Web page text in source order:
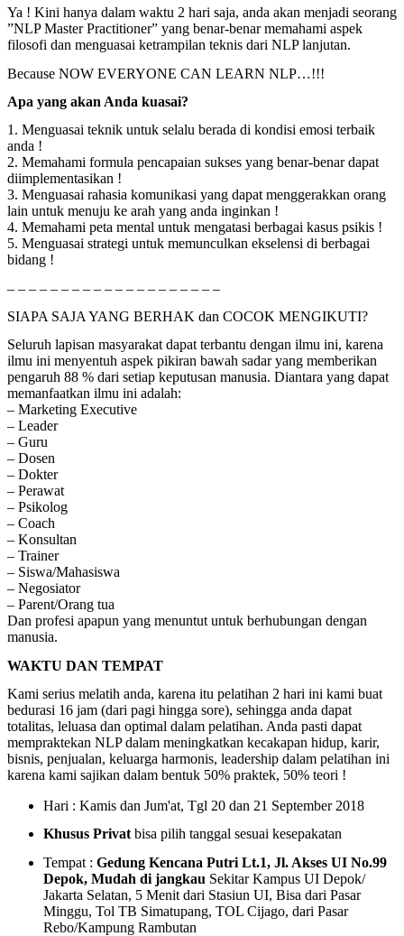
Ya ! Kini hanya dalam waktu 2 hari saja, anda akan menjadi seorang
”NLP Master Practitioner” yang benar-benar memahami aspek
filosofi dan menguasai ketrampilan teknis dari NLP lanjutan.
Because NOW EVERYONE CAN LEARN NLP…!!!
Apa yang akan Anda kuasai?
1. Menguasai teknik untuk selalu berada di kondisi emosi terbaik
anda !
2. Memahami formula pencapaian sukses yang benar-benar dapat
diimplementasikan !
3. Menguasai rahasia komunikasi yang dapat menggerakkan orang
lain untuk menuju ke arah yang anda inginkan !
4. Memahami peta mental untuk mengatasi berbagai kasus psikis !
5. Menguasai strategi untuk memunculkan ekselensi di berbagai
bidang !
– – – – – – – – – – – – – – – – – – – –
SIAPA SAJA YANG BERHAK dan COCOK MENGIKUTI?
Seluruh lapisan masyarakat dapat terbantu dengan ilmu ini, karena
ilmu ini menyentuh aspek pikiran bawah sadar yang memberikan
pengaruh 88 % dari setiap keputusan manusia. Diantara yang dapat
memanfaatkan ilmu ini adalah:
– Marketing Executive
– Leader
– Guru
– Dosen
– Dokter
– Perawat
– Psikolog
– Coach
– Konsultan
– Trainer
– Siswa/Mahasiswa
– Negosiator
– Parent/Orang tua
Dan profesi apapun yang menuntut untuk berhubungan dengan
manusia.
WAKTU DAN TEMPAT
Kami serius melatih anda, karena itu pelatihan 2 hari ini kami buat
bedurasi 16 jam (dari pagi hingga sore), sehingga anda dapat
totalitas, leluasa dan optimal dalam pelatihan. Anda pasti dapat
mempraktekan NLP dalam meningkatkan kecakapan hidup, karir,
bisnis, penjualan, keluarga harmonis, leadership dalam pelatihan ini
karena kami sajikan dalam bentuk 50% praktek, 50% teori !
Hari : Kamis dan Jum'at, Tgl 20 dan 21 September 2018
Khusus Privat bisa pilih tanggal sesuai kesepakatan
Tempat : Gedung Kencana Putri Lt.1, Jl. Akses UI No.99
Depok, Mudah di jangkau Sekitar Kampus UI Depok/
Jakarta Selatan, 5 Menit dari Stasiun UI, Bisa dari Pasar
Minggu, Tol TB Simatupang, TOL Cijago, dari Pasar
Rebo/Kampung Rambutan